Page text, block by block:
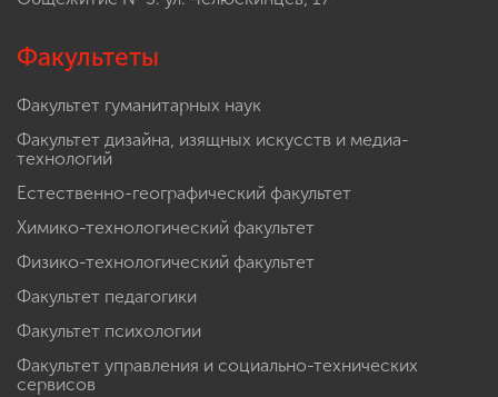
Факультеты
Факультет гуманитарных наук
Факультет дизайна, изящных искусств и медиа-
технологий
Естественно-географический факультет
Химико-технологический факультет
Физико-технологический факультет
Факультет педагогики
Факультет психологии
Факультет управления и социально-технических
сервисов